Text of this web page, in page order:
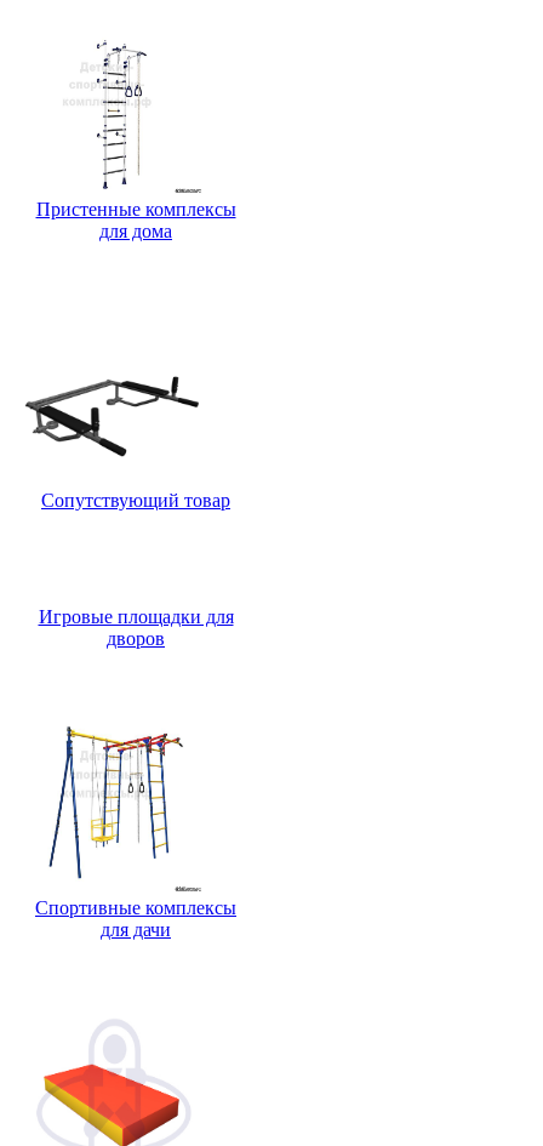
Пристенные комплексы
для дома
Сопутствующий товар
Игровые площадки для
дворов
Спортивные комплексы
для дачи